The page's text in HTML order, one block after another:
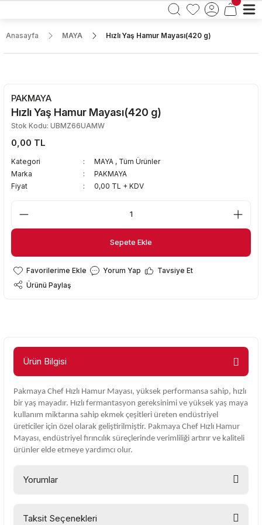
Anasayfa MAYA Hızlı Yaş Hamur Mayası(420 g)
PAKMAYA
Hızlı Yaş Hamur Mayası(420 g)
Stok Kodu: UBMZ66UAMW
0,00 TL
Kategori MAYA , Tüm Ürünler
Marka
PAKMAYA
Fiyat
0,00 TL + KDV
Sepete Ekle
Sepete Ekle
Yorum Yap
Tavsiye Et
Ürünü Paylaş
Ürün Bilgisi
Pakmaya Chef Hızlı Hamur Mayası, yüksek performansa sahip, hızlı
bir yaş mayadır. Hızlı fermantasyon gereksinimi ve yüksek yaş maya
kullanım miktarına sahip ekmek çeşitleri üreten endüstriyel
üreticiler için özel olarak geliştirilmiştir. Pakmaya Chef Hızlı Hamur
Mayası, endüstriyel fırıncılık süreçlerinde verimliliği artırır ve kaliteli
ürünler elde etmeye yardımcı olur.
Yorumlar
Taksit Seçenekleri